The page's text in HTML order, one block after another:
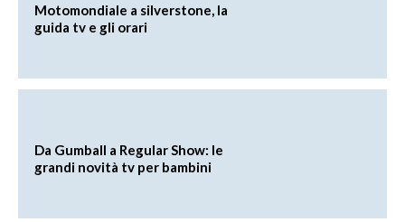
Motomondiale a silverstone, la
guida tv e gli orari
Da Gumball a Regular Show: le
grandi novità tv per bambini